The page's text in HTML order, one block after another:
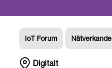
IoT Forum Nätverkande
Digitalt